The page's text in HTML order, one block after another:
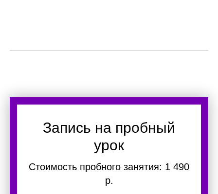
Запись на пробный
урок
Стоимость пробного занятия: 1 490
р.